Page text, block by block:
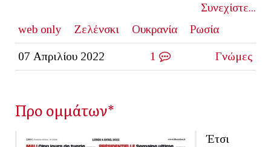
Συνεχίστε...
web only
Ζελένσκι Ουκρανία Ρωσία
07 Απριλίου 2022 1 Γνώμες
Προ ομμάτων*
Έτσι